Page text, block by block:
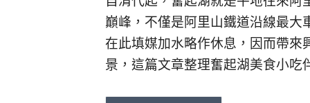
巔峰，不僅是阿里山鐵道沿線最大
在此填媒加水略作休息，因而帶來
景，這篇文章整理奮起湖美食小